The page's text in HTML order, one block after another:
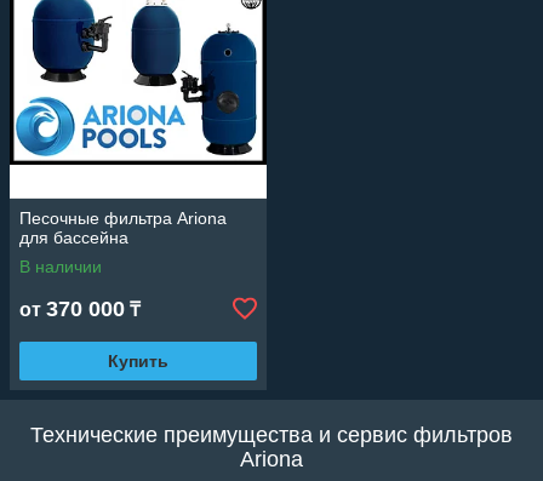
Песочные фильтра Ariona
для бассейна
В наличии
от 370 000 ₸
Купить
Технические преимущества и сервис фильтров
Ariona